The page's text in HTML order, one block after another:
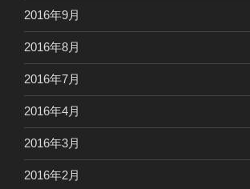
2016年9月
2016年8月
2016年7月
2016年4月
2016年3月
2016年2月